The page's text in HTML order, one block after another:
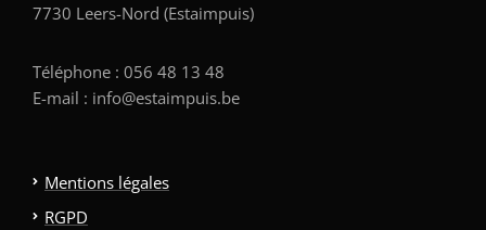
7730 Leers-Nord (Estaimpuis)
Téléphone : 056 48 13 48
E-mail : info@estaimpuis.be
Mentions légales
RGPD